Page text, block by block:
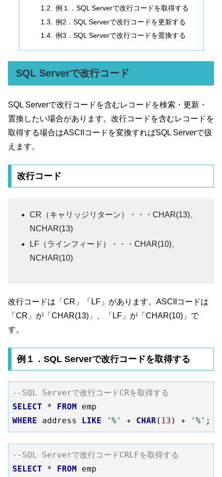
例１．SQL Serverで改行コードを取得する
例2．SQL Serverで改行コードを更新する
例3．SQL Serverで改行コードを置換する
SQL Serverで改行コード
SQL Serverで改行コードを含むレコードを検索・更新・
置換したい場合があります。改行コードを含むレコードを
取得する場合はASCIIコードを変換すればSQL Serverで扱
えます。
改行コード
CR（キャリッジリターン）・・・CHAR(13)、
NCHAR(13)
LF（ラインフィード）・・・CHAR(10)、
NCHAR(10)
改行コードは「CR」「LF」があります。ASCIIコードは
「CR」が「CHAR(13)」、「LF」が「CHAR(10)」で
す。
例１．SQL Serverで改行コードを取得する
--SQL Serverで改行コードCRを取得する
SELECT * FROM
WHERE address LIKE '%' + CHAR( 13 ) + '%'
--SQL Serverで改行コードCRLFを取得する
SELECT * FROM